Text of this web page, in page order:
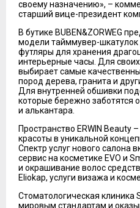
своему назначению», –
старший вице-президент
В бутике BUBEN&ZORWEG
модели тайммувер-шкатулок
футляры для хранения
интерьерные часы. Для
выбирает самые
пород дерева, гранита и
Для внутренней обшивки
которые бережно заботятся
и алькантара.
Пространство ERWIN Beauty
красоты в уникальной
Спектр услуг нового салона
сервис на косметике EVO и
и окрашивание волос
Eliokap, услуги визажа и
Стоматологическая клиника
мировым стандартам и